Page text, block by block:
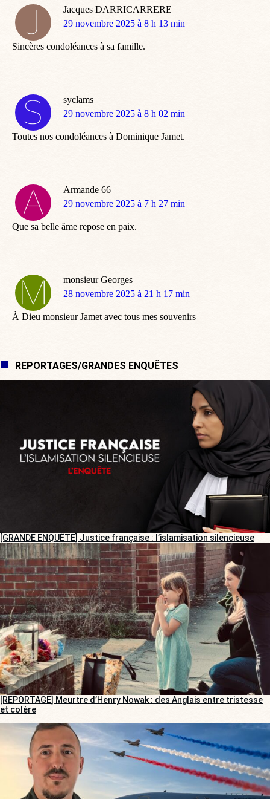
Jacques DARRICARRERE
dit
29 novembre 2025 à 8 h 13 min
Sincères condoléances à sa famille.
syclams
dit
29 novembre 2025 à 8 h 02 min
Toutes nos condoléances à Dominique Jamet.
Armande 66
dit
29 novembre 2025 à 7 h 27 min
Que sa belle âme repose en paix.
monsieur Georges
dit
28 novembre 2025 à 21 h 17 min
À Dieu monsieur Jamet avec tous mes souvenirs
REPORTAGES/GRANDES ENQUÊTES
[GRANDE ENQUÊTE] Justice française : l’islamisation silencieuse
[REPORTAGE] Meurtre d’Henry Nowak : des Anglais entre tristesse
et colère